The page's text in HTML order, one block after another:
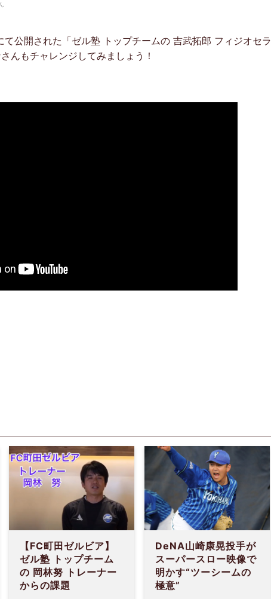
公開された「ゼル塾 トップチームの 吉武拓郎 フィジオセラ
んもチャレンジしてみましょう！
【FC町田ゼルビア】
ゼル塾 トップチーム
の 岡林努 トレーナー
からの課題
DeNA山崎康晃投手が
スーパースロー映像で
明かす“ツーシームの
極意”